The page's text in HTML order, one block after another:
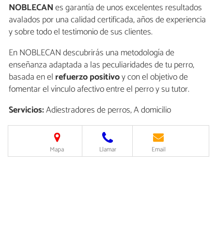
NOBLECANes garantía de unos excelentes resultados
avalados por una calidad certificada, años de experiencia
y sobre todo el testimonio de sus clientes.
En NOBLECAN descubrirás una metodología de
enseñanza adaptada a las peculiaridades de tu perro,
basada en el refuerzo positivoy con el objetivo de
fomentar el vínculo afectivo entre el perro y su tutor.
Servicios:Adiestradores de perros, A domicilio
Mapa Llamar Email